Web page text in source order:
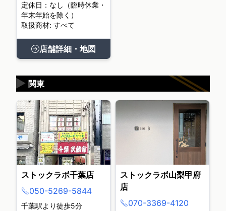
定休日：なし（臨時休業・
年末年始を除く）
取扱商材: すべて
店舗詳細・地図
関東
▶
ストックラボ千葉店
050-5269-5844
千葉駅より徒歩5分
ストックラボ山梨甲府
店
070-3369-4120